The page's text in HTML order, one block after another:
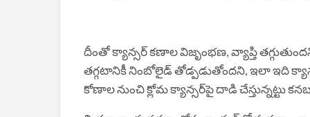
దీంతో క్యాన్సర్‌ కణాల విజృంభణ, వ్యాప్తి
తగ్గటానికీ నింబోలైడ్‌ తోడ్పడుతోందని, ఇలా ఇది
కోణాల నుంచి క్లోమ క్యాన్సర్‌పై దాడి చేస్తున్నట్టు